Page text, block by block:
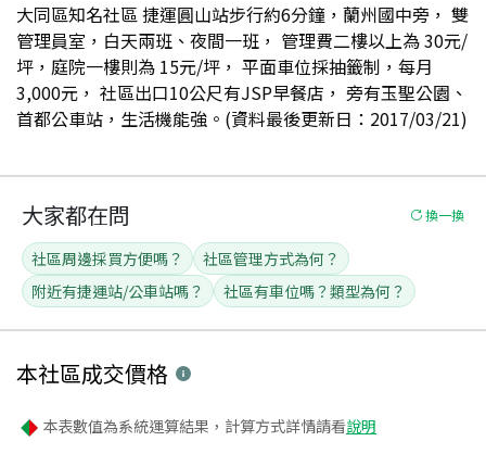
大同區知名社區 捷運圓山站步行約6分鐘，蘭州國中旁， 雙
管理員室，白天兩班、夜間一班， 管理費二樓以上為 30元/
坪，庭院一樓則為 15元/坪， 平面車位採抽籤制，每月
3,000元， 社區出口10公尺有JSP早餐店， 旁有玉聖公園、
首都公車站，生活機能強。(資料最後更新日：2017/03/21)
大家都在問 換一換
社區周邊採買方便嗎？
社區管理方式為何？
附近有捷運站/公車站嗎？
社區有車位嗎？類型為何？
本社區成交價格
本表數值為系統運算結果，計算方式詳情請看說明